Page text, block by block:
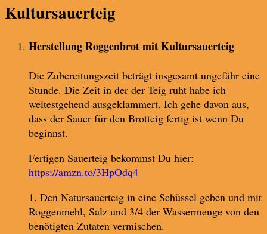
Kultursauerteig
Herstellung Roggenbrot mit Kultursauerteig
Die Zubereitungszeit beträgt insgesamt ungefähr eine
Stunde. Die Zeit in der der Teig ruht habe ich
weitestgehend ausgeklammert. Ich gehe davon aus,
dass der Sauer für den Brotteig fertig ist wenn Du
beginnst.
Fertigen Sauerteig bekommst Du hier:
https://amzn.to/3HpOdq4
1. Den Natursauerteig in eine Schüssel geben und mit
Roggenmehl, Salz und 3/4 der Wassermenge von den
benötigten Zutaten vermischen.